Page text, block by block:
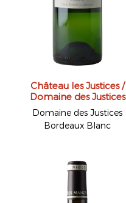
Château les Justices /
Domaine des Justices
Domaine des Justices
Bordeaux Blanc